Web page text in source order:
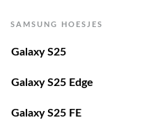
SAMSUNG HOESJES
Galaxy S25
Galaxy S25 Edge
Galaxy S25 FE